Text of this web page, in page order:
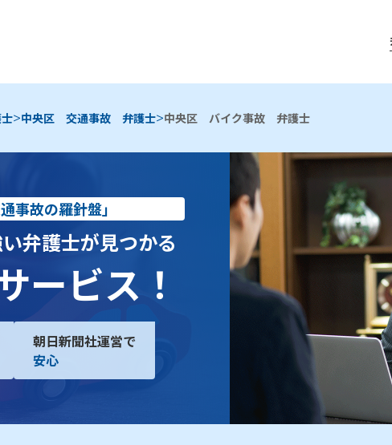
>中央区 交通事故 弁護士>中央区 バイク事故 弁護士
事故の羅針盤」
弁護士が見つかる
ービス！
朝日新聞社運営で
安心